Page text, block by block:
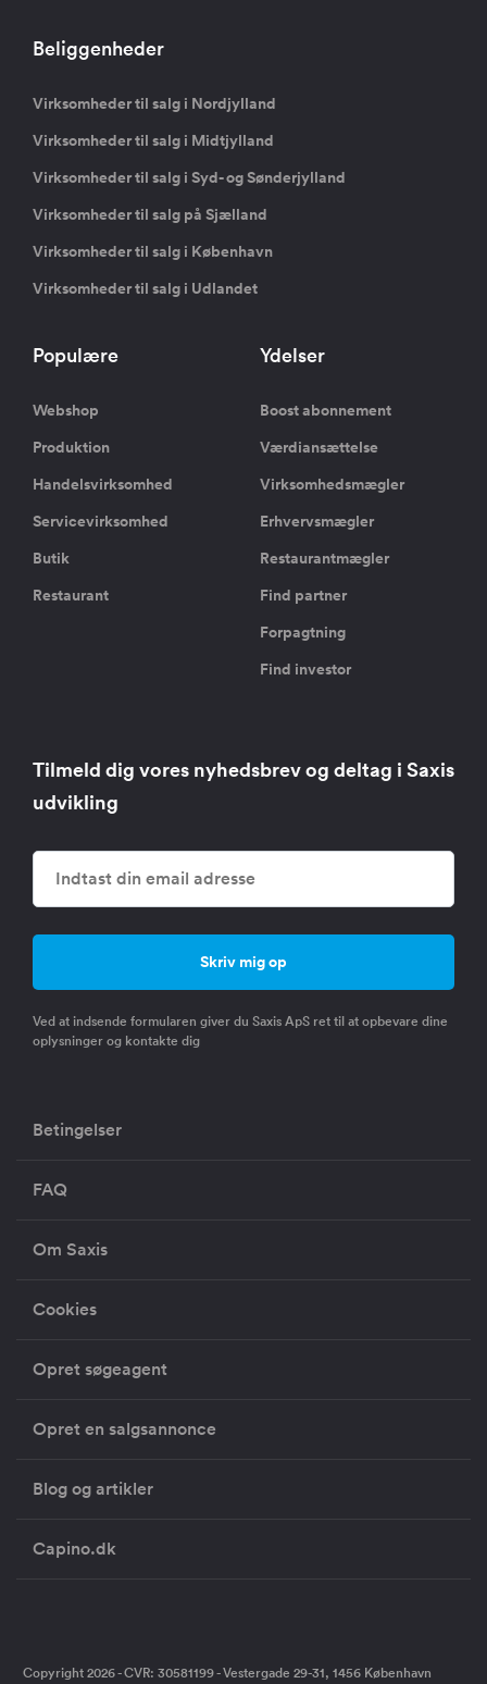
Beliggenheder
Virksomheder til salg i Nordjylland
Virksomheder til salg i Midtjylland
Virksomheder til salg i Syd- og Sønderjylland
Virksomheder til salg på Sjælland
Virksomheder til salg i København
Virksomheder til salg i Udlandet
Populære
Webshop
Produktion
Handelsvirksomhed
Servicevirksomhed
Butik
Restaurant
Ydelser
Boost abonnement
Værdiansættelse
Virksomhedsmægler
Erhvervsmægler
Restaurantmægler
Find partner
Forpagtning
Find investor
Tilmeld dig vores nyhedsbrev og deltag i Saxis
udvikling
Ved at indsende formularen giver du Saxis ApS ret til at opbevare dine
oplysninger og kontakte dig
Betingelser
FAQ
Om Saxis
Cookies
Opret søgeagent
Opret en salgsannonce
Blog og artikler
Capino.dk
Copyright 2026 - CVR: 30581199 - Vestergade 29-31, 1456 København